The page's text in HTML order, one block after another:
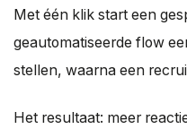
Met één klik start een
geautomatiseerde flow
stellen, waarna een
Het resultaat: meer